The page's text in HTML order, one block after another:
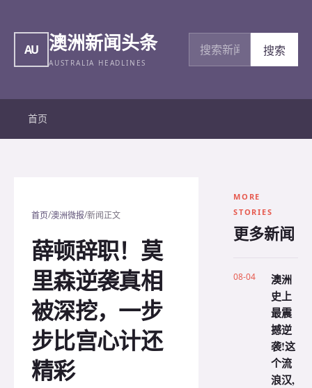
AU 澳洲新闻头条
AUSTRALIA HEADLINES
搜索新闻
搜索
首页
首页/澳洲微报/新闻正文
薛顿辞职！莫
里森逆袭真相
被深挖，一步
步比宫心计还
精彩
MORE
STORIES
更多新闻
08-04
澳洲
史上
最震
撼逆
袭!这
个流
浪汉,